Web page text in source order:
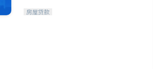
房屋贷款